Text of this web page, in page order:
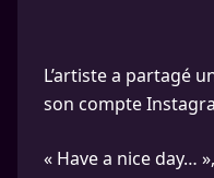
L’artiste a partagé
son compte
« Have a nice day…